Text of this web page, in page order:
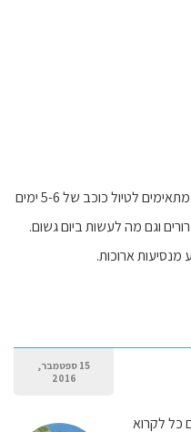
אשמח לקבל המלצה לכפר או עיירה שמתאימים לטיול כוכב של 5-6 ימים
וגם מה לעשות ביום גשום.
מנסיעות ארוכות.
15 ספטמבר,
2016
כל לקרוא